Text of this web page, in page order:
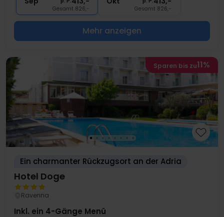
Gesamt 826,- Gesamt 826,-
Mehr anzeigen
Sparen bis zu11%
Ein charmanter Rückzugsort an der Adria
Hotel Doge
Ravenna
Inkl. ein 4-Gänge Menü